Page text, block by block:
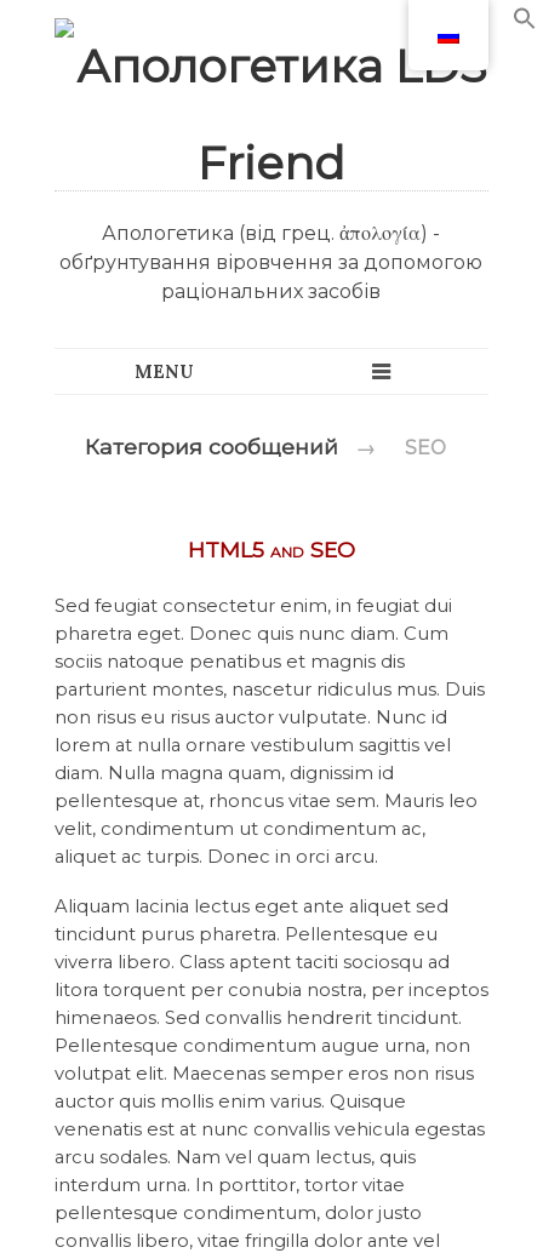
Апологетика (від грец. ἀπολογία) -
обґрунтування віровчення за допомогою
раціональних засобів
Категория сообщений → SEO
HTML5 and SEO
Sed feugiat consectetur enim, in feugiat dui
pharetra eget. Donec quis nunc diam. Cum
sociis natoque penatibus et magnis dis
parturient montes, nascetur ridiculus mus. Duis
non risus eu risus auctor vulputate. Nunc id
lorem at nulla ornare vestibulum sagittis vel
diam. Nulla magna quam, dignissim id
pellentesque at, rhoncus vitae sem. Mauris leo
velit, condimentum ut condimentum ac,
aliquet ac turpis. Donec in orci arcu.
Aliquam lacinia lectus eget ante aliquet sed
tincidunt purus pharetra. Pellentesque eu
viverra libero. Class aptent taciti sociosqu ad
litora torquent per conubia nostra, per inceptos
himenaeos. Sed convallis hendrerit tincidunt.
Pellentesque condimentum augue urna, non
volutpat elit. Maecenas semper eros non risus
auctor quis mollis enim varius. Quisque
venenatis est at nunc convallis vehicula egestas
arcu sodales. Nam vel quam lectus, quis
interdum urna. In porttitor, tortor vitae
pellentesque condimentum, dolor justo
convallis libero, vitae fringilla dolor ante vel